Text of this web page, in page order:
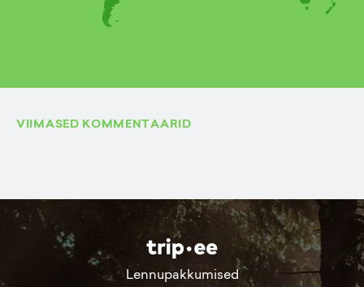
VIIMASED KOMMENTAARID
Lennupakkumised